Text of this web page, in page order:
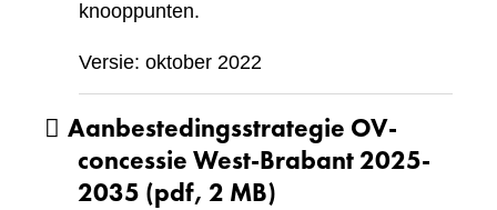
knooppunten.
Versie: oktober 2022
Aanbestedingsstrategie OV-
concessie West-Brabant 2025-
2035 (pdf, 2 MB)